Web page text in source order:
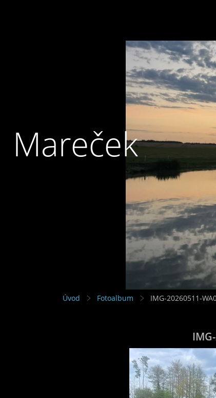
Mareček
Úvod Fotoalbum IMG-20260511-